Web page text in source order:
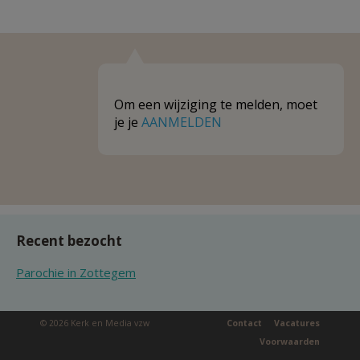
Om een wijziging te melden, moet
je je AANMELDEN
Recent bezocht
Parochie in Zottegem
© 2026 Kerk en Media vzw Vacatures
Contact
Voorwaarden